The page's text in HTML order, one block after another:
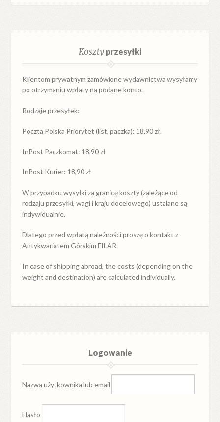
Kosztyprzesyłki
Klientom prywatnym zamówione wydawnictwa wysyłamy
po otrzymaniu wpłaty na podane konto.
Rodzaje przesyłek:
Poczta Polska Priorytet (list, paczka): 18,90 zł.
InPost Paczkomat: 18,90 zł
InPost Kurier: 18,90 zł
W przypadkuwysyłkiza granicękoszty (zależące od
rodzaju przesyłki, wagi i kraju docelowego) ustalane są
indywidualnie.
Dlatego przed wpłatą należności proszę o kontakt z
Antykwariatem Górskim FILAR.
In case of shipping abroad, the costs (depending on the
weight and destination) are calculated individually.
Logowanie
Nazwa użytkownika lub email
Hasło